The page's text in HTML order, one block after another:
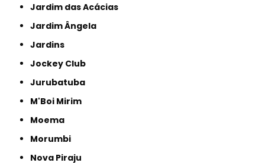
Jardim das Acácias
Jardim Ângela
Jardins
Jockey Club
Jurubatuba
M'Boi Mirim
Moema
Morumbi
Nova Piraju